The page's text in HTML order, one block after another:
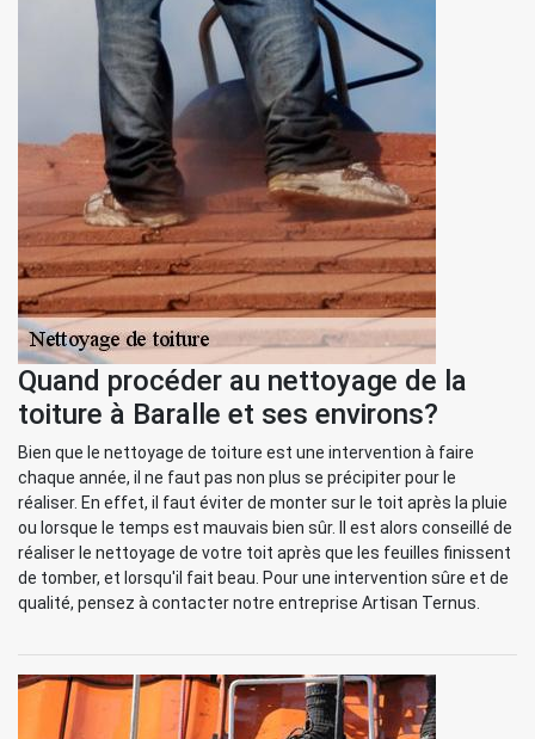
Quand procéder au nettoyage de la
toiture à Baralle et ses environs?
Bien que le nettoyage de toiture est une intervention à faire
chaque année, il ne faut pas non plus se précipiter pour le
réaliser. En effet, il faut éviter de monter sur le toit après la pluie
ou lorsque le temps est mauvais bien sûr. Il est alors conseillé de
réaliser le nettoyage de votre toit après que les feuilles finissent
de tomber, et lorsqu'il fait beau. Pour une intervention sûre et de
qualité, pensez à contacter notre entreprise Artisan Ternus.